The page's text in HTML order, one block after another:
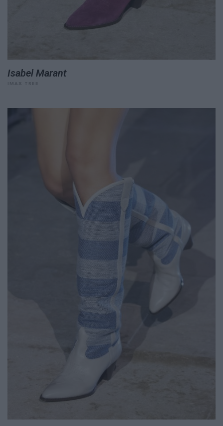
Isabel Marant